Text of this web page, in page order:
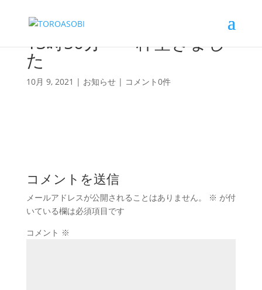
13時50分～一枠空きまし
た
10月 9, 2021 | お知らせ| コメント0件
コメントを送信
メールアドレスが公開されることはありません。 ※ が付
いている欄は必須項目です
コメント ※